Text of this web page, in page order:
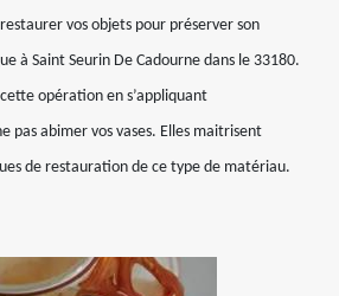
vos objets pour préserver son
à Saint Seurin De Cadourne dans le 33180.
opération en s’appliquant
pas abimer vos vases. Elles maitrisent
de restauration de ce type de matériau.